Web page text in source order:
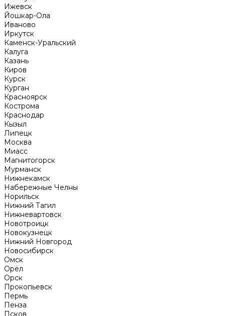
Ижевск
Йошкар-Ола
Иваново
Иркутск
Каменск-Уральский
Калуга
Казань
Киров
Курск
Курган
Красноярск
Кострома
Краснодар
Кызыл
Липецк
Москва
Миасс
Магнитогорск
Мурманск
Нижнекамск
Набережные Челны
Норильск
Нижний Тагил
Нижневартовск
Новотроицк
Новокузнецк
Нижний Новгород
Новосибирск
Омск
Орёл
Орск
Прокопьевск
Пермь
Пенза
Псков